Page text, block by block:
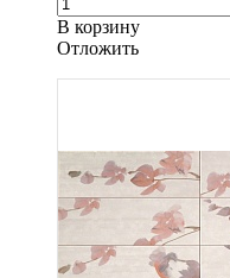
В корзину
Oтложить